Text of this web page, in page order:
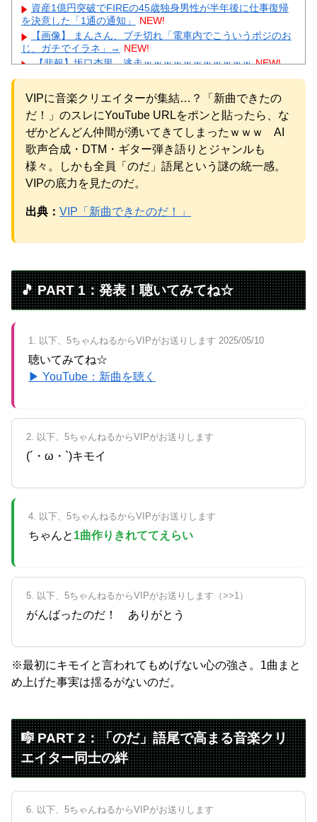
資産1億円突破でFIREの45歳独身男性が半年後に仕事復帰
を決意した「1通の通知」
NEW!
【画像】 まんさん、ブチ切れ「電車内でこういうポジのお
じ、ガチでイラネ」→ NEW!
【悲報】坂口杏里、逃走ｗｗｗｗｗｗｗｗｗｗｗ NEW!
左翼市民団体、広島では通用せず「人殺しの汚い足で広島
の土を踏むな！」→広島県民「お前らの方が汚いんじゃ！」
「ワシらが広島県民じゃ」
NEW!
会社「君、転勤ね」→ 男性社員「それなら妻のほうが稼ぎ
いいんで辞めます」⇒ 結果・・・ NEW!
【物議】55歳大久保佳代子の性欲告白にガル民総ツッコミ
→更年期本音大合唱にｗｗｗ
NEW!
元AKB社長、22億円申告漏れ 乃木坂46運営会社の株式を
パチンコ京楽産業に譲渡【ノース・リバー】【窪田康志】
パチンコ京楽産業に譲渡【ノース・リバー】【窪田康志】
Powered by livedoor 相互RSS
VIPに音楽クリエイターが集結…？「新曲できたの
だ！」のスレにYouTube URLをポンと貼ったら、な
ぜかどんどん仲間が湧いてきてしまったｗｗｗ AI
歌声合成・DTM・ギター弾き語りとジャンルも
様々。しかも全員「のだ」語尾という謎の統一感。
VIPの底力を見たのだ。
出典： VIP「新曲できたのだ！」
🎵 PART 1：発表！聴いてみてね☆
1. 以下、5ちゃんねるからVIPがお送りします 2025/05/10
聴いてみてね☆
▶ YouTube：新曲を聴く
2. 以下、5ちゃんねるからVIPがお送りします
(´・ω・`)キモイ
4. 以下、5ちゃんねるからVIPがお送りします
ちゃんと 1曲作りきれててえらい
5. 以下、5ちゃんねるからVIPがお送りします（>>1）
がんばったのだ！ ありがとう
※最初にキモイと言われてもめげない心の強さ。1曲まと
め上げた事実は揺るがないのだ。
🎼 PART 2：「のだ」語尾で高まる音楽クリ
エイター同士の絆
6. 以下、5ちゃんねるからVIPがお送りします